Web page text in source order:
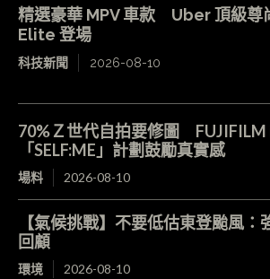
精選豪華 MPV 車款 Uber 頂級尊
Elite 登場
科技新聞 2026-08-10
70%Ｚ世代自拍要修圖
「SELF:ME」計劃鼓勵真實感
場料 2026-08-10
【氣候挑戰】不要低估東登颱風：
回顧
環境 2026-08-10